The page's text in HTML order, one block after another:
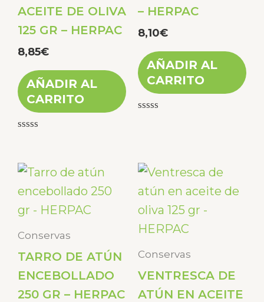
ACEITE DE OLIVA
125 GR – HERPAC
8,85€
AÑADIR AL
CARRITO
de
– HERPAC
8,10€
AÑADIR AL
CARRITO
Conservas
TARRO DE ATÚN
ENCEBOLLADO
250 GR – HERPAC
Conservas
VENTRESCA DE
ATÚN EN ACEITE